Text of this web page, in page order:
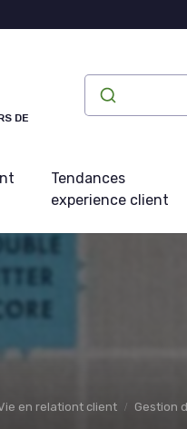
DE
Tendances
experience client
en relationt client Gestion